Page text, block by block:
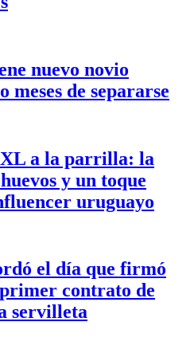
nuevo novio
de separarse
a la parrilla: la
y un toque
uruguayo
el día que firmó
contrato de
servilleta